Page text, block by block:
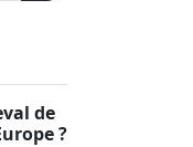
de
?